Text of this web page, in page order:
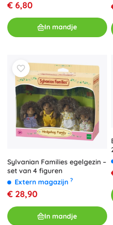
€ 6,80
In mandje
Sylvanian Families egelgezin –
set van 4 figuren
Extern magazijn ?
€ 28,90
In mandje